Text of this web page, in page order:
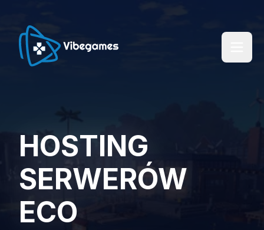
HOSTING
SERWERÓW
ECO